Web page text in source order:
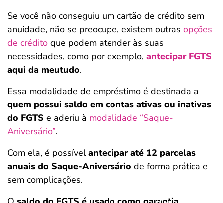
Se você não conseguiu um cartão de crédito sem
anuidade, não se preocupe, existem outras opções
de crédito que podem atender às suas
necessidades, como por exemplo, antecipar FGTS
aqui da meutudo.
Essa modalidade de empréstimo é destinada a
quem possui saldo em contas ativas ou inativas
do FGTS e aderiu à modalidade “Saque-
Aniversário”.
Com ela, é possívelantecipar até 12 parcelas
anuais do Saque-Aniversário de forma prática e
sem complicações.